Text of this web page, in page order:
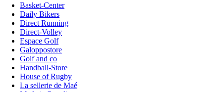
Basket-Center
Daily Bikers
Direct Running
Direct-Volley
Espace Golf
Galoppostore
Golf and co
Handball-Store
House of Rugby
La sellerie de Maé